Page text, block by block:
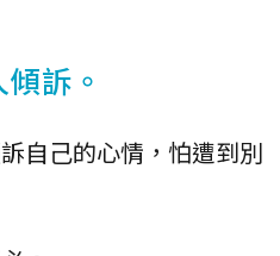
訴。
自己的心情，怕遭到別